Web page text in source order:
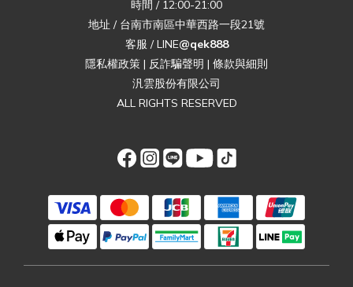
時間 / 12:00-21:00
地址 / 台南市南區中華西路一段21號
客服 / LINE@qek888
隱私權政策 | 反詐騙聲明 | 條款與細則
汎雲股份有限公司
ALL RIGHTS RESERVED